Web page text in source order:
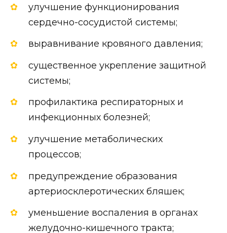
улучшение функционирования
сердечно-сосудистой системы;
выравнивание кровяного давления;
существенное укрепление защитной
системы;
профилактика респираторных и
инфекционных болезней;
улучшение метаболических
процессов;
предупреждение образования
артериосклеротических бляшек;
уменьшение воспаления в органах
желудочно-кишечного тракта;